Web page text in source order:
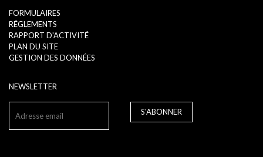
FORMULAIRES
RÉGLEMENTS
RAPPORT D'ACTIVITÉ
PLAN DU SITE
GESTION DES DONNÉES
NEWSLETTER
S'ABONNER